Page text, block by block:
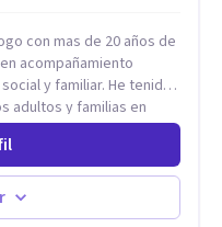
con mas de 20 años de
acompañamiento
y familiar. He tenido
adultos y familias en
un una variedad de
En la
presencial y/o virtual,
sesión lo acordamos en